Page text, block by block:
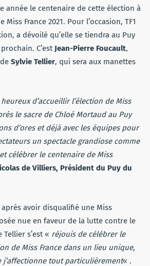
année le centenaire de cette élection à
Miss France 2021. Pour l’occasion, TF1
a dévoilé qu’elle se tiendra au Puy
C’est Jean-Pierre Foucault,
Sylvie Tellier, qui sera aux manettes
d’accueillir l’élection de Miss
le sacre de Chloé Mortaud au Puy
d’ores et déjà avec les équipes pour
un spectacle grandiose comme
célébrer le centenaire de Miss
de Villiers, Président du Puy du
avoir disqualifié une Miss
nue en faveur de la lutte contre le
Tellier s’est « réjouis de célébrer le
de Miss France dans un lieu unique,
j’affectionne tout particulièrement« .